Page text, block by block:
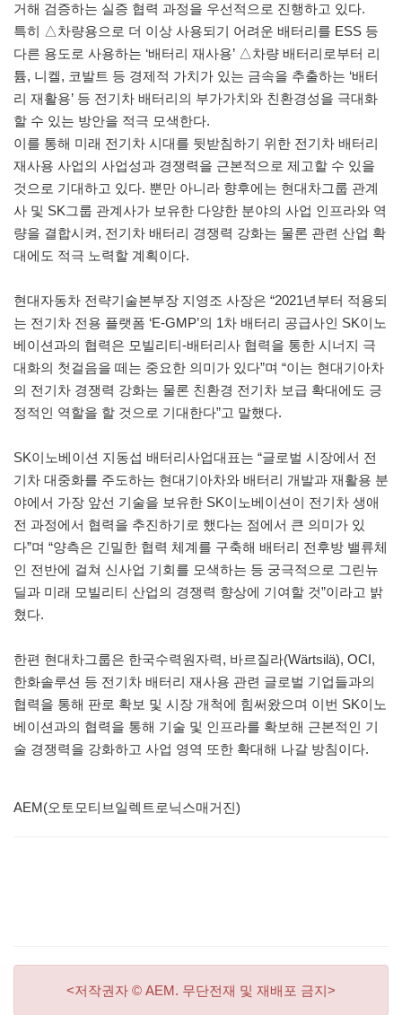
거해 검증하는 실증 협력 과정을 우선적으로 진행하고 있다.
특히 △차량용으로 더 이상 사용되기 어려운 배터리를 ESS 등
다른 용도로 사용하는 ‘배터리 재사용’ △차량 배터리로부터 리
튬, 니켈, 코발트 등 경제적 가치가 있는 금속을 추출하는 ‘배터
리 재활용’ 등 전기차 배터리의 부가가치와 친환경성을 극대화
할 수 있는 방안을 적극 모색한다.
이를 통해 미래 전기차 시대를 뒷받침하기 위한 전기차 배터리
재사용 사업의 사업성과 경쟁력을 근본적으로 제고할 수 있을
것으로 기대하고 있다. 뿐만 아니라 향후에는 현대차그룹 관계
사 및 SK그룹 관계사가 보유한 다양한 분야의 사업 인프라와 역
량을 결합시켜, 전기차 배터리 경쟁력 강화는 물론 관련 산업 확
대에도 적극 노력할 계획이다.
현대자동차 전략기술본부장 지영조 사장은 “2021년부터 적용되
는 전기차 전용 플랫폼 ‘E-GMP’의 1차 배터리 공급사인 SK이노
베이션과의 협력은 모빌리티-배터리사 협력을 통한 시너지 극
대화의 첫걸음을 떼는 중요한 의미가 있다”며 “이는 현대기아차
의 전기차 경쟁력 강화는 물론 친환경 전기차 보급 확대에도 긍
정적인 역할을 할 것으로 기대한다”고 말했다.
SK이노베이션 지동섭 배터리사업대표는 “글로벌 시장에서 전
기차 대중화를 주도하는 현대기아차와 배터리 개발과 재활용 분
야에서 가장 앞선 기술을 보유한 SK이노베이션이 전기차 생애
전 과정에서 협력을 추진하기로 했다는 점에서 큰 의미가 있
다”며 “양측은 긴밀한 협력 체계를 구축해 배터리 전후방 밸류체
인 전반에 걸쳐 신사업 기회를 모색하는 등 궁극적으로 그린뉴
딜과 미래 모빌리티 산업의 경쟁력 향상에 기여할 것”이라고 밝
혔다.
한편 현대차그룹은 한국수력원자력, 바르질라(Wärtsilä), OCI,
한화솔루션 등 전기차 배터리 재사용 관련 글로벌 기업들과의
협력을 통해 판로 확보 및 시장 개척에 힘써왔으며 이번 SK이노
베이션과의 협력을 통해 기술 및 인프라를 확보해 근본적인 기
술 경쟁력을 강화하고 사업 영역 또한 확대해 나갈 방침이다.
AEM(오토모티브일렉트로닉스매거진)
<저작권자 © AEM. 무단전재 및 재배포 금지>